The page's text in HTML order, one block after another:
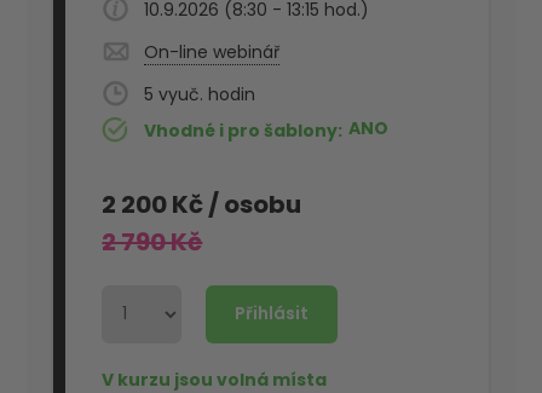
10.9.2026 (8:30 - 13:15 hod.)
On-line webinář
5
Vhodné i pro šablony ANO
2 790 Kč
2 200 Kč/ osobu